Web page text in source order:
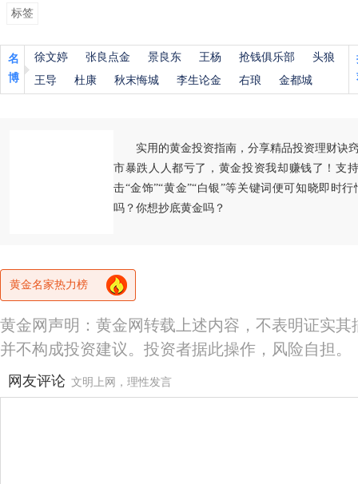
标签
名
博
徐文婷 张良点金 景良东 王杨 抢钱俱乐部
头狼
王导
杜康 秋末悔城 李生论金 右琅 金都城
实用的黄金投资指南，分享精品投资理财诀
市暴跌人人都亏了，黄金投资我却赚钱了！支
击“金饰”“黄金”“白银”等关键词便可知晓即时
吗？你想抄底黄金吗？
黄金名家热力榜
黄金网声明：黄金网转载上述内容，不表明证实
并不构成投资建议。投资者据此操作，风险自担。
网友评论 文明上网，理性发言